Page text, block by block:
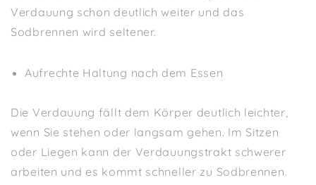
Verdauung schon deutlich weiter und das
Sodbrennen wird seltener.
Aufrechte Haltung nach dem Essen
Die Verdauung fällt dem Körper deutlich leichter,
wenn Sie stehen oder langsam gehen. Im Sitzen
oder Liegen kann der Verdauungstrakt schwerer
arbeiten und es kommt schneller zu Sodbrennen.